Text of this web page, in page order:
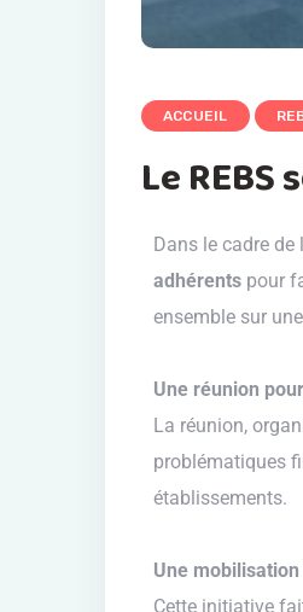
ACCUEIL
Le
Dans le cadre
adhérents pour
ensemble sur une
Une réunion
La réunion,
problématiques
établissements.
Une
Cette initiative